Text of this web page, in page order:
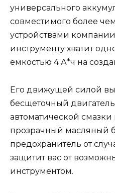
универсального
совместимого более
устройствами
инструменту хватит
емкостью 4 А*ч на
Его движущей силой
бесщеточный
автоматической
прозрачный масляный
предохранитель от
защитит вас от
инструментом.